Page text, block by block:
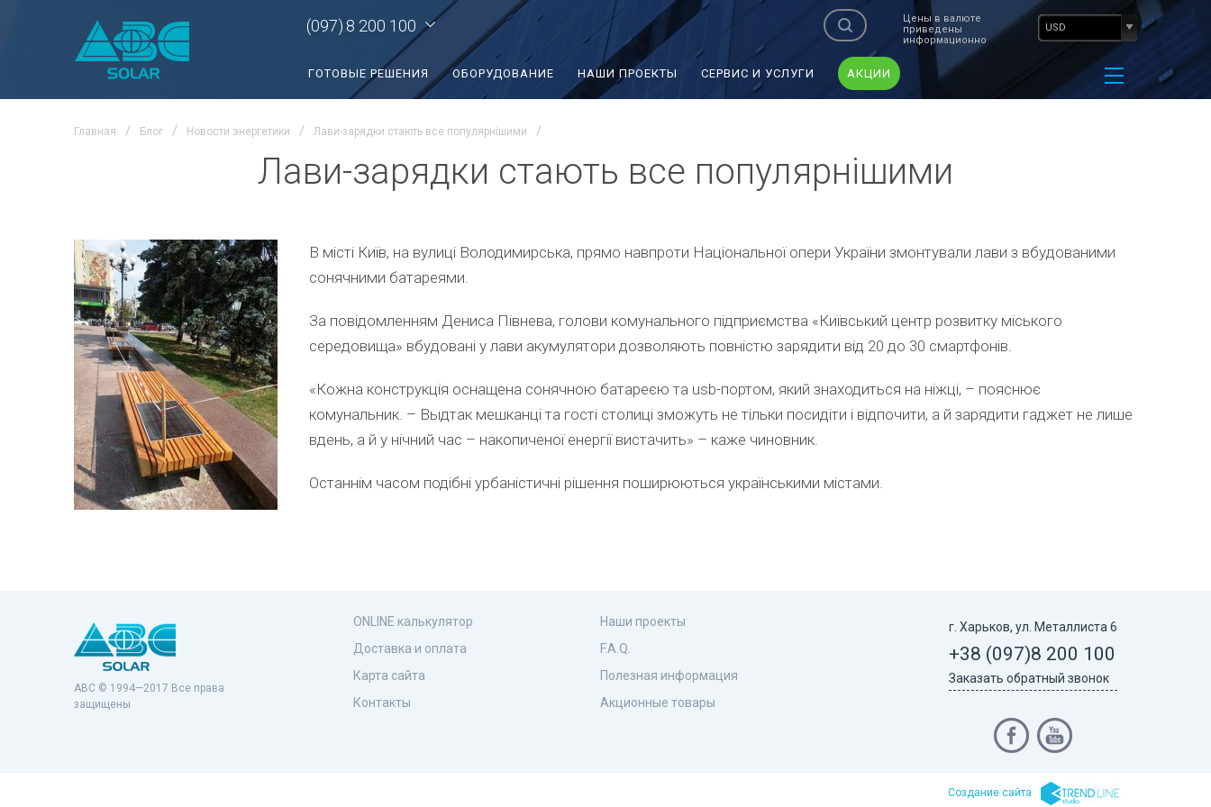
(097) 8 200 100
Цены в валюте
приведены
информационно
USD
ГОТОВЫЕ РЕШЕНИЯ ОБОРУДОВАНИЕ НАШИ ПРОЕКТЫ СЕРВИС И УСЛУГИ АКЦИИ
Главная Блог Новости энергетики Лави-зарядки стають все популярнішими
Лави-зарядки стають все популярнішими
В місті Київ, на вулиці Володимирська, прямо навпроти Національної опери України змонтували лави з вбудованими
сонячними батареями.
За повідомленням Дениса Півнева, голови комунального підприємства «Київський центр розвитку міського
середовища» вбудовані у лави акумулятори дозволяють повністю зарядити від 20 до 30 смартфонів.
«Кожна конструкція оснащена сонячною батареєю та usb-портом, який знаходиться на ніжці, – пояснює
комунальник. – Выдтак мешканці та гості столиці зможуть не тільки посидіти і відпочити, а й зарядити гаджет не лише
вдень, а й у нічний час – накопиченої енергії вистачить» – каже чиновник.
Останнім часом подібні урбаністичні рішення поширюються українськими містами.
ABC © 1994—2017 Все права
защищены
ONLINE калькулятор
Доставка и оплата
Карта сайта
Контакты
Наши проекты
F.A.Q.
Полезная информация
Акционные товары
г. Харьков, ул. Металлиста 6
+38 (097)8 200 100
Заказать обратный звонок
Cоздание сайта